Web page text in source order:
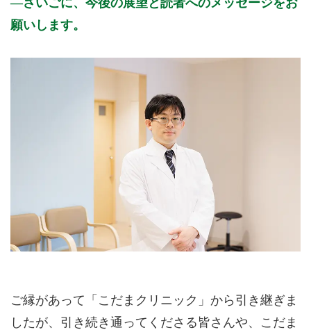
願いします。
ご縁があって「こだまクリニック」から引き継ぎま
したが、引き続き通ってくださる皆さんや、こだま